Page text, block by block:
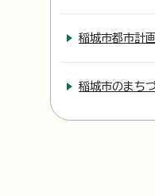
稲城市都市計
稲城市のまちづ